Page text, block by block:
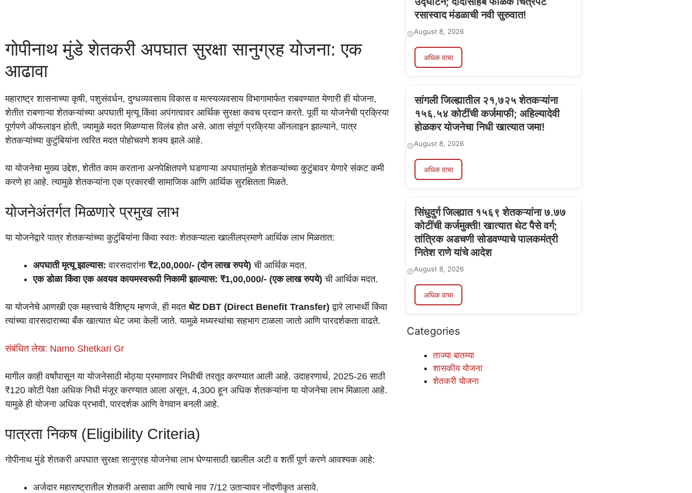
गोपीनाथ मुंडे शेतकरी अपघात सुरक्षा सानुग्रह योजना: एक
आढावा
महाराष्ट्र शासनाच्या कृषी, पशुसंवर्धन, दुग्धव्यवसाय विकास व मत्स्यव्यवसाय विभागामार्फत राबवण्यात येणारी ही योजना,
शेतीत राबणाऱ्या शेतकऱ्यांच्या अपघाती मृत्यू किंवा अपंगत्वावर आर्थिक सुरक्षा कवच प्रदान करते. पूर्वी या योजनेची प्रक्रिया
पूर्णपणे ऑफलाइन होती, ज्यामुळे मदत मिळण्यास विलंब होत असे. आता संपूर्ण प्रक्रिया ऑनलाइन झाल्याने, पात्र
शेतकऱ्यांच्या कुटुंबियांना त्वरित मदत पोहोचवणे शक्य झाले आहे.
या योजनेचा मुख्य उद्देश, शेतीत काम करताना अनपेक्षितपणे घडणाऱ्या अपघातांमुळे शेतकऱ्यांच्या कुटुंबावर येणारे संकट कमी
करणे हा आहे. त्यामुळे शेतकऱ्यांना एक प्रकारची सामाजिक आणि आर्थिक सुरक्षितता मिळते.
योजनेअंतर्गत मिळणारे प्रमुख लाभ
या योजनेद्वारे पात्र शेतकऱ्यांच्या कुटुंबियांना किंवा स्वतः शेतकऱ्याला खालीलप्रमाणे आर्थिक लाभ मिळतात:
अपघाती मृत्यू झाल्यास: वारसदारांना ₹2,00,000/- (दोन लाख रुपये) ची आर्थिक मदत.
एक डोळा किंवा एक अवयव कायमस्वरूपी निकामी झाल्यास: ₹1,00,000/- (एक लाख रुपये) ची आर्थिक मदत.
या योजनेचे आणखी एक महत्त्वाचे वैशिष्ट्य म्हणजे, ही मदत थेट DBT (Direct Benefit Transfer) द्वारे लाभार्थी किंवा
त्यांच्या वारसदाराच्या बँक खात्यात थेट जमा केली जाते. यामुळे मध्यस्थांचा सहभाग टाळला जातो आणि पारदर्शकता वाढते.
संबंधित लेख: Namo Shetkari Gr
मागील काही वर्षांपासून या योजनेसाठी मोठ्या प्रमाणावर निधीची तरतूद करण्यात आली आहे. उदाहरणार्थ, 2025-26 साठी
₹120 कोटी पेक्षा अधिक निधी मंजूर करण्यात आला असून, 4,300 हून अधिक शेतकऱ्यांना या योजनेचा लाभ मिळाला आहे.
यामुळे ही योजना अधिक प्रभावी, पारदर्शक आणि वेगवान बनली आहे.
पात्रता निकष (Eligibility Criteria)
गोपीनाथ मुंडे शेतकरी अपघात सुरक्षा सानुग्रह योजनेचा लाभ घेण्यासाठी खालील अटी व शर्ती पूर्ण करणे आवश्यक आहे:
अर्जदार महाराष्ट्रातील शेतकरी असावा आणि त्याचे नाव 7/12 उताऱ्यावर नोंदणीकृत असावे.
रसास्वाद मंडळाची नवी सुरुवात!
August 8, 2026
अधिक वाचा
सांगली जिल्ह्यातील २१,७२५ शेतकऱ्यांना
१५६.५४ कोटींची कर्जमाफी; अहिल्यादेवी
होळकर योजनेचा निधी खात्यात जमा!
August 8, 2026
अधिक वाचा
सिंधुदुर्ग जिल्ह्यात १५६९ शेतकऱ्यांना ७.७७
कोटींची कर्जमुक्ती! खात्यात थेट पैसे वर्ग;
तांत्रिक अडचणी सोडवण्याचे पालकमंत्री
नितेश राणे यांचे आदेश
August 8, 2026
अधिक वाचा
Categories
ताज्या बातम्या
शासकीय योजना
शेतकरी योजना